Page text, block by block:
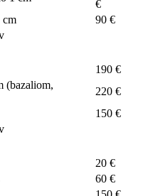
€
cm
90 €
190 €
(bazaliom,
220 €
150 €
20 €
60 €